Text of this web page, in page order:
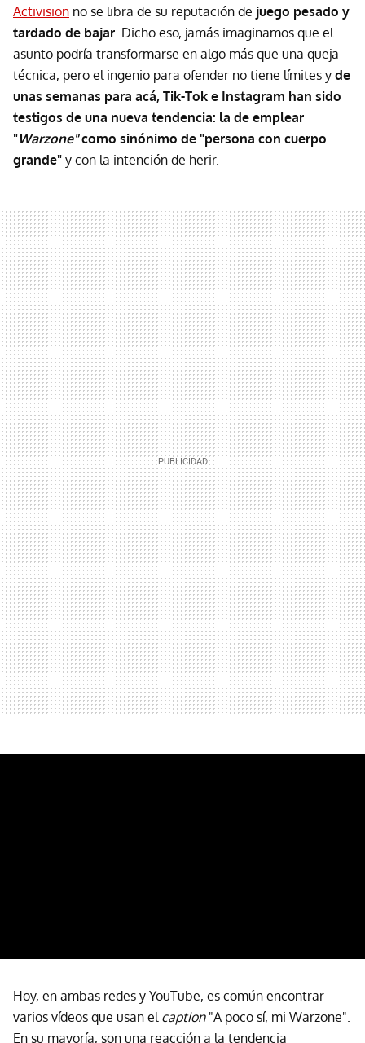
Activision no se libra de su reputación de juego pesado y
tardado de bajar. Dicho eso, jamás imaginamos que el
asunto podría transformarse en algo más que una queja
técnica, pero el ingenio para ofender no tiene límites y de
unas semanas para acá, Tik-Tok e Instagram han sido
testigos de una nueva tendencia: la de emplear
"Warzone"como sinónimo de "persona con cuerpo
grande" y con la intención de herir.
Hoy, en ambas redes y YouTube, es común encontrar
varios vídeos que usan el caption "A poco sí, mi Warzone".
En su mayoría, son una reacción a la tendencia